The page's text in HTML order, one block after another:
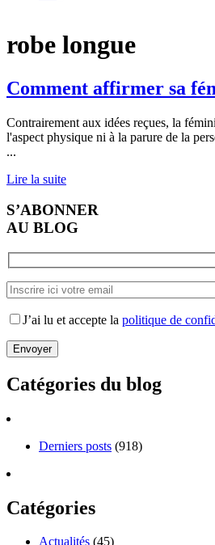
robe longue
Comment affirmer sa
Contrairement aux idées reçues, la
l'aspect physique ni à la parure de la
...
Lire la suite
S’ABONNER
AU BLOG
J’ai lu et accepte la politique de
Catégories du blog
Derniers posts (918)
Catégories
Actualités (45)